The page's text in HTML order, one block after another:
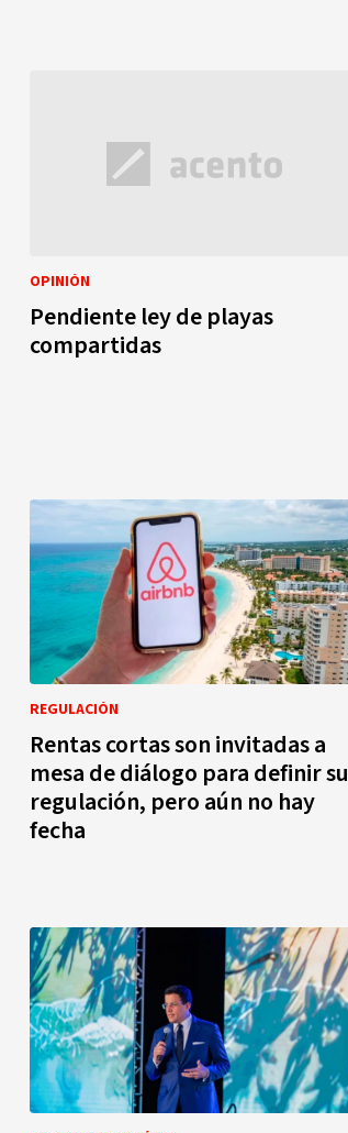
OPINIÓN
Pendiente ley de playas
compartidas
REGULACIÓN
Rentas cortas son invitadas a
mesa de diálogo para definir su
regulación, pero aún no hay
fecha